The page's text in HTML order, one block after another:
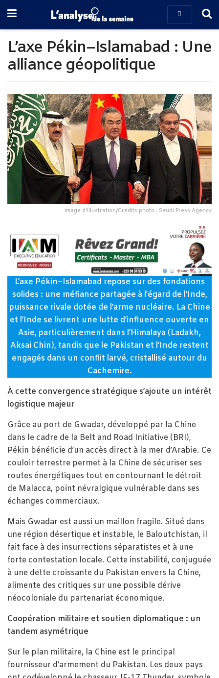
L’axe Pékin–Islamabad : Une
alliance géopolitique
image d'illustration/Crédits photo : Saudi Press Agency
L’axe Pékin–Islamabad repose sur des fondations
solides : une méfiance partagée à l’égard de l’Inde,
puissance rivale dotée de l’arme nucléaire. La Chine
et l’Inde se livrent une lutte d’influence ouverte en
Asie, particulièrement dans l’Himalaya (Ladakh,
Aksai Chin), tandis que le Pakistan et l’Inde restent
engagés dans un conflit larvé, cristallisé autour du
Cachemire.
À cette convergence stratégique s’ajoute un intérêt
logistique majeur
Grâce au port de Gwadar, développé par la Chine
dans le cadre de la Belt and Road Initiative (BRI),
Pékin bénéficie d’un accès direct à la mer d’Arabie. Ce
couloir terrestre permet à la Chine de sécuriser ses
routes énergétiques tout en contournant le détroit
de Malacca, point névralgique vulnérable dans ses
échanges commerciaux.
Mais Gwadar est aussi un maillon fragile. Situé dans
une région désertique et instable, le Baloutchistan, il
fait face à des insurrections séparatistes et à une
forte contestation locale. Cette instabilité, conjuguée
à une dette croissante du Pakistan envers la Chine,
alimente des critiques sur une possible dérive
néocoloniale du partenariat économique.
Coopération militaire et soutien diplomatique : un
tandem asymétrique
Sur le plan militaire, la Chine est le principal
fournisseur d’armement du Pakistan. Les deux pays